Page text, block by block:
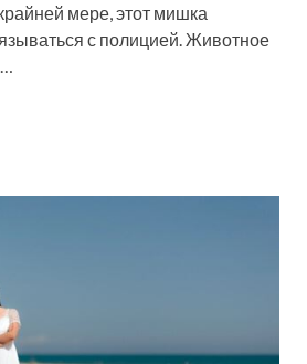
мере, этот мишка
с полицией. Животное